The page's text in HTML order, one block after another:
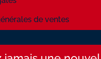
de ventes